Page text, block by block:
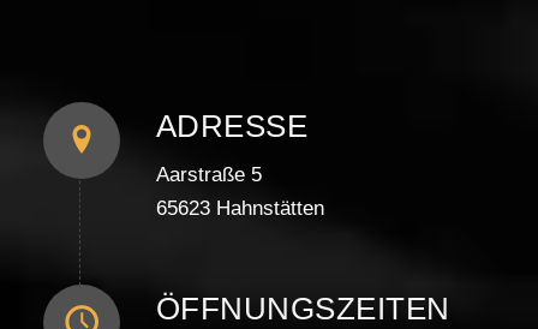
ADRESSE
Aarstraße 5
65623 Hahnstätten
ÖFFNUNGSZEITEN